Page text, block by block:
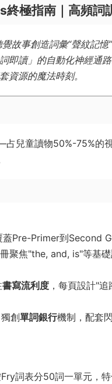
極指南｜高頻詞
故事創造詞彙“聲紋記憶
即讀」的自動化神經通
資源的魔法時刻。
兒童讀物50%-75%的
蓋Pre-Primer到Second
聚焦"the, and, is"等基礎
書寫流利度 ，每頁設計"
獨創單詞銀行機制，配套
Fry詞表分50詞一單元，